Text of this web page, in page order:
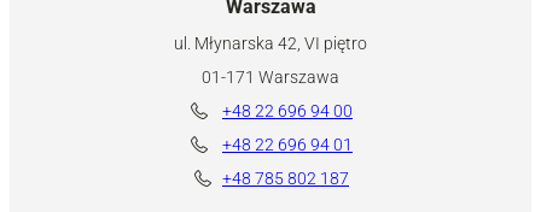
Warszawa
ul. Młynarska 42, VI piętro
01-171 Warszawa
+48 22 696 94 00
+48 22 696 94 01
+48 785 802 187